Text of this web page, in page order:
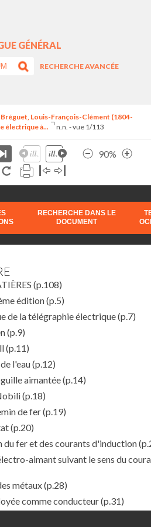
GÉNÉRAL
RECHERCHE AVANCÉE
Bréguet, Louis-François-Clément (1804-
électrique à...
n.n. - vue 1/113
90%
RECHERCHE DANS LE
DOCUMENT
(p.108)
édition(p.5)
de la télégraphie électrique(p.7)
(p.9)
(p.11)
l'eau(p.12)
aimantée(p.14)
(p.18)
de fer(p.19)
(p.20)
du fer et des courants d'induction
aimant suivant le sens du
métaux(p.28)
comme conducteur(p.31)